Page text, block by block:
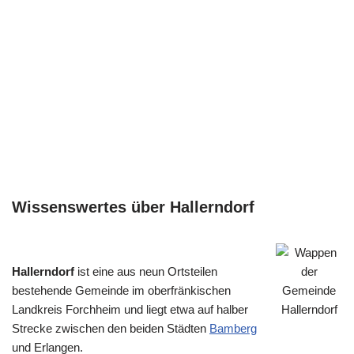
Wissenswertes über Hallerndorf
Hallerndorf ist eine aus neun Ortsteilen
bestehende Gemeinde im oberfränkischen
Landkreis Forchheim und liegt etwa auf halber
Strecke zwischen den beiden Städten Bamberg
und Erlangen.